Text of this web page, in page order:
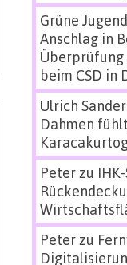
Grüne
Anschlag in
Überprüfung
beim CSD in
Ulrich Sander
Dahmen
Peterzu
Peterzu